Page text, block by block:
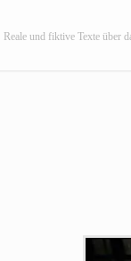
Reale und fiktive Texte über